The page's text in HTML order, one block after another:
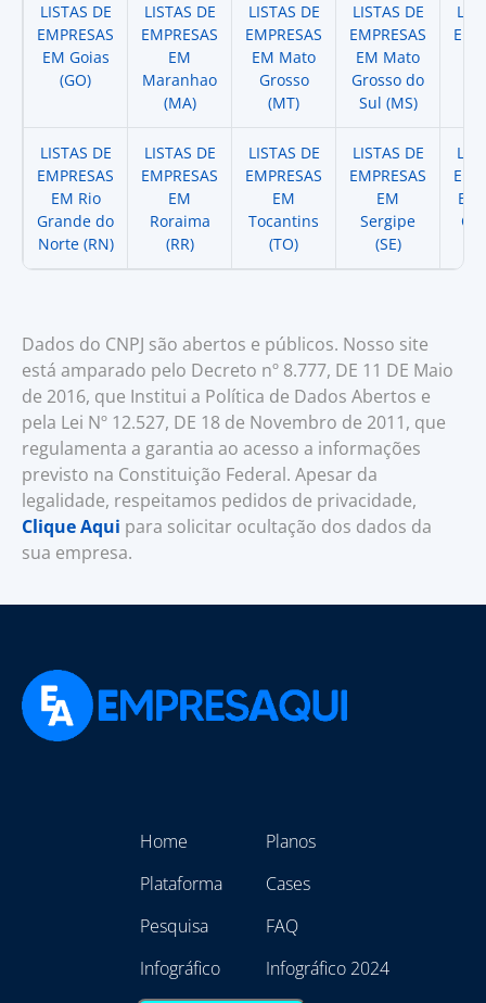
LISTAS DE
EMPRESAS
EM Goias
(GO)
LISTAS DE
EMPRESAS
EM
Maranhao
(MA)
LISTAS DE
EMPRESAS
EM Mato
Grosso
(MT)
LISTAS DE
EMPRESAS
EM Mato
Grosso do
Sul (MS)
LISTAS DE
EMPRESAS
EM Rio
Grande do
Norte (RN)
LISTAS DE
EMPRESAS
EM
Roraima
(RR)
LISTAS DE
EMPRESAS
EM
Tocantins
(TO)
LISTAS DE
EMPRESAS
EM
Sergipe
(SE)
EM
Dados do CNPJ são abertos e públicos. Nosso site
está amparado pelo Decreto nº 8.777, DE 11 DE Maio
de 2016, que Institui a Política de Dados Abertos e
pela Lei Nº 12.527, DE 18 de Novembro de 2011, que
regulamenta a garantia ao acesso a informações
previsto na Constituição Federal. Apesar da
legalidade, respeitamos pedidos de privacidade,
Clique Aqui para solicitar ocultação dos dados da
sua empresa.
Home
Plataforma
Pesquisa
Infográfico
Planos
Cases
FAQ
Infográfico 2024